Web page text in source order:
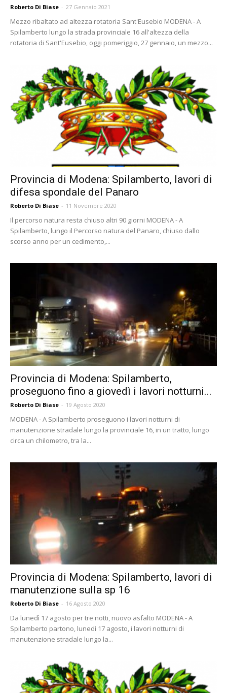
Roberto Di Biase - 27 Gennaio 2021
Mezzo ribaltato ad altezza rotatoria Sant'Eusebio MODENA - A
Spilamberto lungo la strada provinciale 16 all'altezza della
rotatoria di Sant'Eusebio, oggi pomeriggio, 27 gennaio, un mezzo...
Provincia di Modena: Spilamberto, lavori di
difesa spondale del Panaro
Roberto Di Biase - 11 Novembre 2020
Il percorso natura resta chiuso altri 90 giorni MODENA - A
Spilamberto, lungo il Percorso natura del Panaro, chiuso dallo
scorso anno per un cedimento,...
Provincia di Modena: Spilamberto,
proseguono fino a giovedì i lavori notturni...
Roberto Di Biase - 19 Agosto 2020
MODENA - A Spilamberto proseguono i lavori notturni di
manutenzione stradale lungo la provinciale 16, in un tratto, lungo
circa un chilometro, tra la...
Provincia di Modena: Spilamberto, lavori di
manutenzione sulla sp 16
Roberto Di Biase - 16 Agosto 2020
Da lunedì 17 agosto per tre notti, nuovo asfalto MODENA - A
Spilamberto partono, lunedì 17 agosto, i lavori notturni di
manutenzione stradale lungo la...